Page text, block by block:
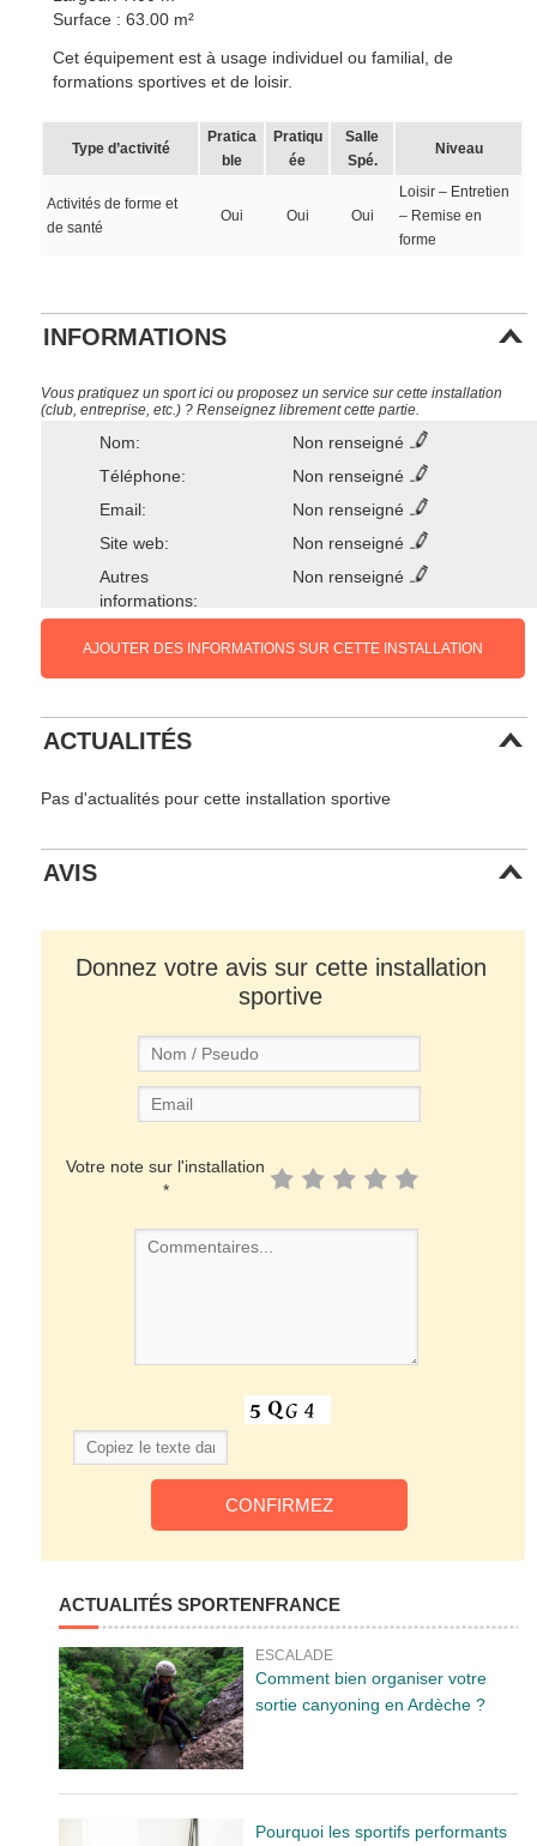
Surface : 63.00 m²
Cet équipement est à usage individuel ou familial, de
formations sportives et de loisir.
Type d’activité
Pratica
ble
Pratiqu
ée
Salle
Spé.
Niveau
Activités de forme et
de santé
Oui Oui Oui
Loisir – Entretien
– Remise en
forme
INFORMATIONS
Vous pratiquez un sport ici ou proposez un service sur cette installation
(club, entreprise, etc.) ? Renseignez librement cette partie.
Nom:
Non renseigné
Téléphone:
Non renseigné
Email:
Non renseigné
Site web:
Non renseigné
Autres
informations:
Non renseigné
AJOUTER DES INFORMATIONS SUR CETTE INSTALLATION
ACTUALITÉS
Pas d'actualités pour cette installation sportive
AVIS
Donnez votre avis sur cette installation
sportive
Votre note sur l'installation
*
ACTUALITÉS SPORTENFRANCE
ESCALADE
Comment bien organiser votre
sortie canyoning en Ardèche ?
Pourquoi les sportifs performants